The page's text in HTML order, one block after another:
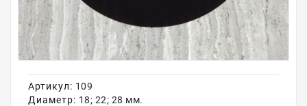
Доставка
Самовывоз
Акции
Артикул: 109
Диаметр: 18; 22; 28 мм.